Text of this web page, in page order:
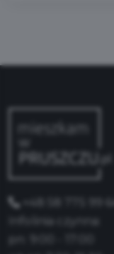
+48 58 775 99 64
Infolinia czynna: